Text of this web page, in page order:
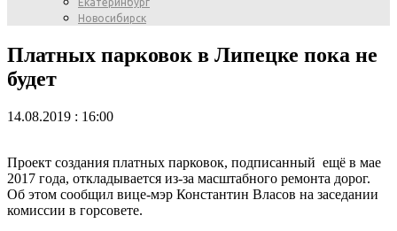
Новосибирск
Платных парковок в Липецке пока не
будет
14.08.2019 : 16:00
Проект создания платных парковок, подписанный ещё в мае
2017 года, откладывается из-за масштабного ремонта дорог.
Об этом сообщил вице-мэр Константин Власов на заседании
комиссии в горсовете.